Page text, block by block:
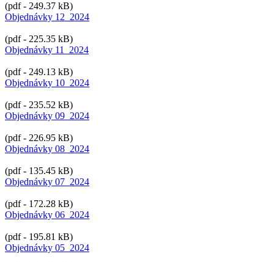
(pdf - 249.37 kB)
Objednávky 12_2024
(pdf - 225.35 kB)
Objednávky 11_2024
(pdf - 249.13 kB)
Objednávky 10_2024
(pdf - 235.52 kB)
Objednávky 09_2024
(pdf - 226.95 kB)
Objednávky 08_2024
(pdf - 135.45 kB)
Objednávky 07_2024
(pdf - 172.28 kB)
Objednávky 06_2024
(pdf - 195.81 kB)
Objednávky 05_2024